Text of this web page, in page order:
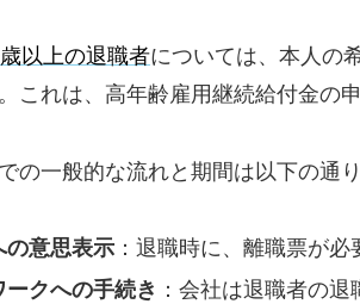
以上の退職者については、本人の
これは、高年齢雇用継続給付金の
の一般的な流れと期間は以下の通り
の意思表示：退職時に、離職票が必
クへの手続き ：会社は退職者の